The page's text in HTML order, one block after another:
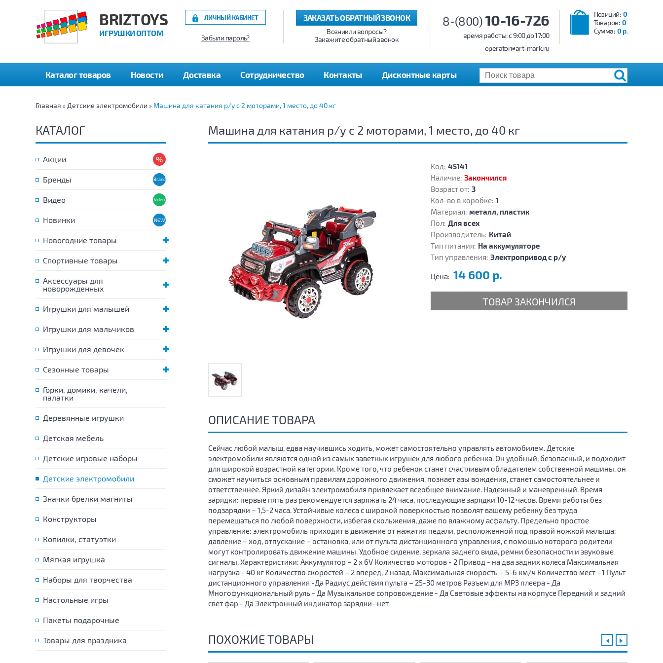
BRIZTOYS
ИГРУШКИ ОПТОМ
Позиций: 0
Товаров: 0
Сумма: 0 р.
8-(800)10-16-726
время работы: c 9:00 до 17:00
operator@art-mark.ru
ЗАКАЗАТЬ ОБРАТНЫЙ ЗВОНОК
Возникли вопросы?
Закажите обратный звонок
ЛИЧНЫЙ КАБИНЕТ
Забыли пароль?
Каталог товаров Новости Доставка Сотрудничество Контакты Дисконтные карты
Главная » Детские электромобили » Машина для катания р/у с 2 моторами, 1 место, до 40 кг
КАТАЛОГ
Акции
Бренды
Видео
Новинки
Новогодние товары
Спортивные товары
Аксессуары для
новорожденных
Игрушки для малышей
Игрушки для мальчиков
Игрушки для девочек
Сезонные товары
Горки, домики, качели,
палатки
Деревянные игрушки
Детская мебель
Детские игровые наборы
Детские электромобили
Значки брелки магниты
Конструкторы
Копилки, статуэтки
Мягкая игрушка
Наборы для творчества
Настольные игры
Пакеты подарочные
Товары для праздника
Машина для катания р/у с 2 моторами, 1 место, до 40 кг
Код: 45141
Наличие: Закончился
Возраст от: 3
Кол-во в коробке: 1
Материал: металл, пластик
Пол: Для всех
Производитель: Китай
Тип питания: На аккумуляторе
Тип управления: Электропривод с р/у
Цена: 14 600 р.
ТОВАР ЗАКОНЧИЛСЯ
ОПИСАНИЕ ТОВАРА
Сейчас любой малыш, едва научившись ходить, может самостоятельно управлять автомобилем. Детские
электромобили являются одной из самых заветных игрушек для любого ребенка. Он удобный, безопасный, и подходит
для широкой возрастной категории. Кроме того, что ребенок станет счастливым обладателем собственной машины, он
сможет научиться основным правилам дорожного движения, познает азы вождения, станет самостоятельнее и
ответственнее. Яркий дизайн электромобиля привлекает всеобщее внимание. Надежный и маневренный. Время
зарядки: первые пять раз рекомендуется заряжать 24 часа, последующие зарядки 10-12 часов. Время работы без
подзарядки – 1,5-2 часа. Устойчивые колеса с широкой поверхностью позволят вашему ребенку без труда
перемещаться по любой поверхности, избегая скольжения, даже по влажному асфальту. Предельно простое
управление: электромобиль приходит в движение от нажатия педали, расположенной под правой ножкой малыша:
давление – ход, отпускание – остановка, или от пульта дистанционного управления, с помощью которого родители
могут контролировать движение машины. Удобное сидение, зеркала заднего вида, ремни безопасности и звуковые
сигналы. Характеристики: Аккумулятор – 2 х 6V Количество моторов - 2 Привод - на два задних колеса Максимальная
нагрузка - 40 кг Количество скоростей – 2 вперёд, 2 назад. Максимальная скорость – 5-6 км/ч Количество мест - 1 Пульт
дистанционного управления -Да Радиус действия пульта – 25-30 метров Разъем для MP3 плеера - Да
Многофункциональный руль - Да Музыкальное сопровождение - Да Световые эффекты на корпусе Передний и задний
свет фар - Да Электронный индикатор зарядки- нет
ПОХОЖИЕ ТОВАРЫ